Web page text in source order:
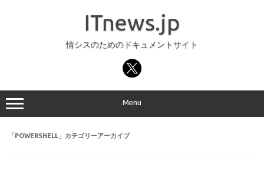
ITnews.jp
情シスのためのドキュメントサイト
Menu
「POWERSHELL 」カテゴリーアーカイブ